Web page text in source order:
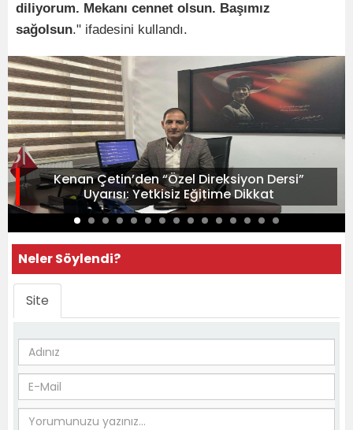
diliyorum. Mekanı cennet olsun. Başımız
sağolsun." ifadesini kullandı.
Kenan Çetin’den “Özel Direksiyon Dersi”
Uyarısı: Yetkisiz Eğitime Dikkat
Neler Söylendi?
Site